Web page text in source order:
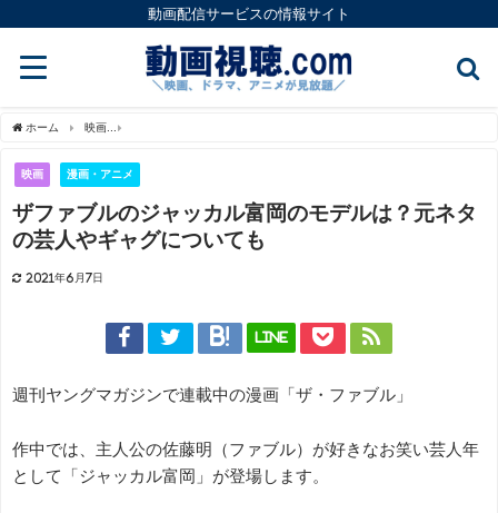
動画配信サービスの情報サイト
ホーム 映画
映画 漫画・アニメ
ザファブルのジャッカル富岡のモデルは？元ネタ
の芸人やギャグについても
2021年6月7日
LINE
週刊ヤングマガジンで連載中の漫画「ザ・ファブル」
作中では、主人公の佐藤明（ファブル）が好きなお笑い芸人年
として「ジャッカル富岡」が登場します。